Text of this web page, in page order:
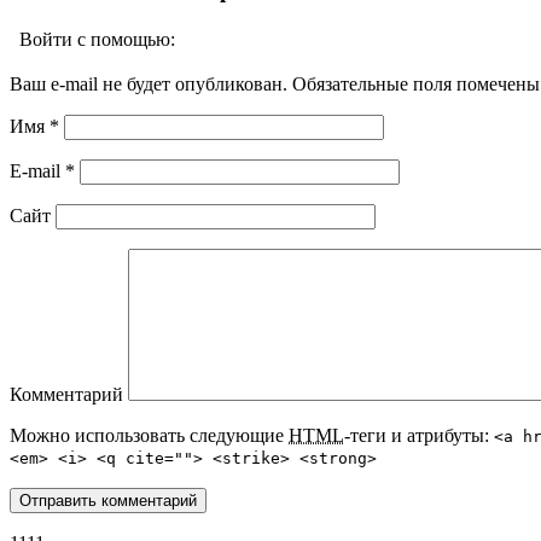
Войти с помощью:
Ваш e-mail не будет опубликован. Обязательные поля помечены
Имя *
E-mail *
Сайт
Комментарий
Можно использовать следующие HTML-теги и атрибуты: <a
<em> <i> <q cite=""> <strike> <strong>